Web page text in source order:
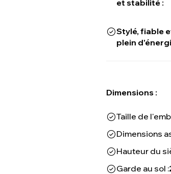
et stabilité :
Stylé, fiable
plein
Dimensions :
Taille de
Dimensions
Hauteur du
Garde au sol :